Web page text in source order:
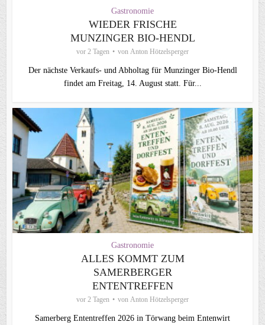
Gastronomie
WIEDER FRISCHE
MUNZINGER BIO-HENDL
vor 2 Tagen von Anton Hötzelsperger
Der nächste Verkaufs- und Abholtag für Munzinger Bio-Hendl
findet am Freitag, 14. August statt. Für...
Gastronomie
ALLES KOMMT ZUM
SAMERBERGER
ENTENTREFFEN
vor 2 Tagen von Anton Hötzelsperger
Samerberg Ententreffen 2026 in Törwang beim Entenwirt